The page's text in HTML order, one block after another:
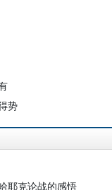
势
耶克论战的感悟